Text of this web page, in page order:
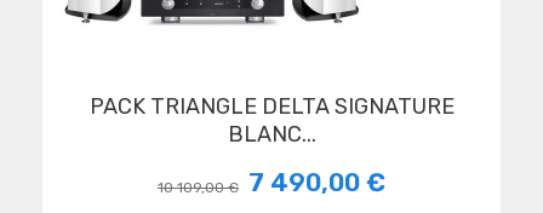
PACK TRIANGLE DELTA SIGNATURE
BLANC...
10 109,00 € 7 490,00 €